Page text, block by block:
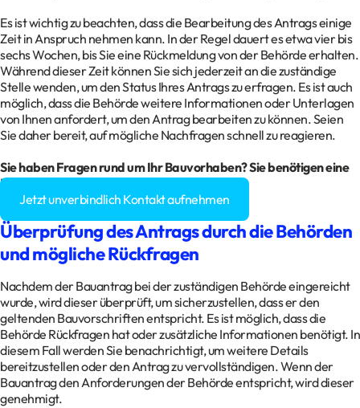
Es ist wichtig zu beachten, dass die Bearbeitung des Antrags einige
Zeit in Anspruch nehmen kann. In der Regel dauert es etwa vier bis
sechs Wochen, bis Sie eine Rückmeldung von der Behörde erhalten.
Während dieser Zeit können Sie sich jederzeit an die zuständige
Stelle wenden, um den Status Ihres Antrags zu erfragen. Es ist auch
möglich, dass die Behörde weitere Informationen oder Unterlagen
von Ihnen anfordert, um den Antrag bearbeiten zu können. Seien
Sie daher bereit, auf mögliche Nachfragen schnell zu reagieren.
Sie haben Fragen rund um Ihr Bauvorhaben? Sie benötigen eine
Baugenehmigung?
Jetzt unverbindlich Kontakt aufnehmen
Überprüfung des Antrags durch die Behörden
und mögliche Rückfragen
Nachdem der Bauantrag bei der zuständigen Behörde eingereicht
wurde, wird dieser überprüft, um sicherzustellen, dass er den
geltenden Bauvorschriften entspricht. Es ist möglich, dass die
Behörde Rückfragen hat oder zusätzliche Informationen benötigt. In
diesem Fall werden Sie benachrichtigt, um weitere Details
bereitzustellen oder den Antrag zu vervollständigen. Wenn der
Bauantrag den Anforderungen der Behörde entspricht, wird dieser
genehmigt.